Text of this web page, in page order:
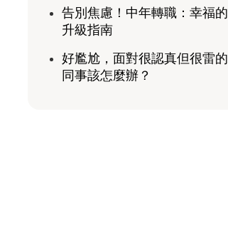
告別焦慮！中年轉職：幸福的
升級指南
好尷尬，面對很認真但很雷的
同事該怎麼辦？